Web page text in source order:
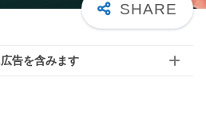
告を含みます